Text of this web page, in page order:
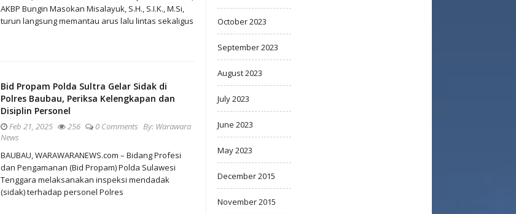
AKBP Bungin Masokan Misalayuk, S.H., S.I.K., M.Si,
turun langsung memantau arus lalu lintas sekaligus
Bid Propam Polda Sultra Gelar Sidak di
Polres Baubau, Periksa Kelengkapan dan
Disiplin Personel
Feb 21, 2025 256 0 Comments By: Warawara
News
BAUBAU, WARAWARANEWS.com – Bidang Profesi
dan Pengamanan (Bid Propam) Polda Sulawesi
Tenggara melaksanakan inspeksi mendadak
(sidak) terhadap personel Polres
October 2023
September 2023
August 2023
July 2023
June 2023
May 2023
December 2015
November 2015